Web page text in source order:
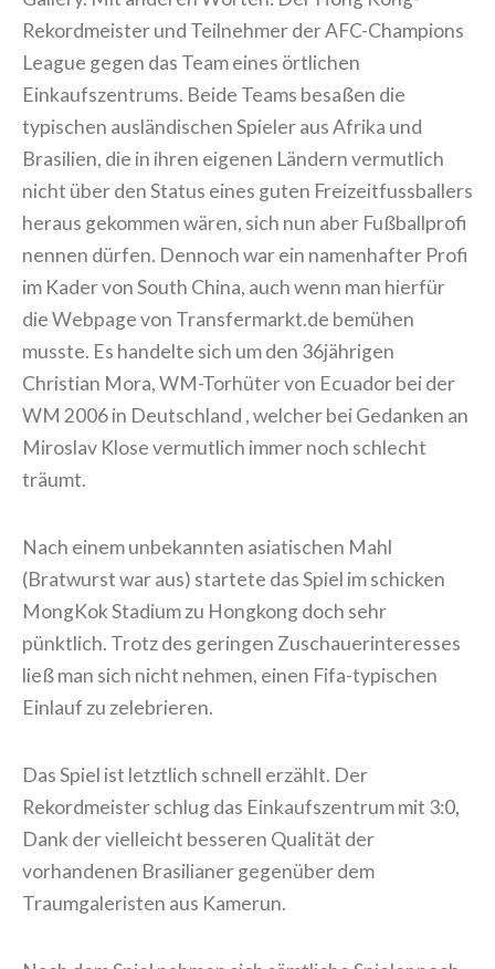
Kong-Rekordmeister und Teilnehmer der AFC-
Champions League gegen das Team eines
örtlichen Einkaufszentrums. Beide Teams
besaßen die typischen ausländischen Spieler aus
Afrika und Brasilien, die in ihren eigenen Ländern
vermutlich nicht über den Status eines guten
Freizeitfussballers heraus gekommen wären, sich
nun aber Fußballprofi nennen dürfen. Dennoch
war ein namenhafter Profi im Kader von South
China, auch wenn man hierfür die Webpage von
Transfermarkt.de bemühen musste. Es handelte
sich um den 36jährigen Christian Mora, WM-
Torhüter von Ecuador bei der WM 2006 in
Deutschland , welcher bei Gedanken an Miroslav
Klose vermutlich immer noch schlecht träumt.
Nach einem unbekannten asiatischen Mahl
(Bratwurst war aus) startete das Spiel im schicken
MongKok Stadium zu Hongkong doch sehr
pünktlich. Trotz des geringen
Zuschauerinteresses ließ man sich nicht nehmen,
einen Fifa-typischen Einlauf zu zelebrieren.
Das Spiel ist letztlich schnell erzählt. Der
Rekordmeister schlug das Einkaufszentrum mit
3:0, Dank der vielleicht besseren Qualität der
vorhandenen Brasilianer gegenüber dem
Traumgaleristen aus Kamerun.
Nach dem Spiel nahmen sich sämtliche Spieler